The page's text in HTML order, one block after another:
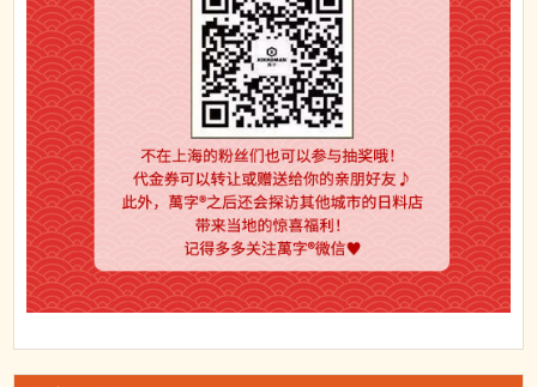
新闻动向
全部新闻
2026
2025